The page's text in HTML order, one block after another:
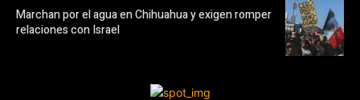
Marchan por el agua en Chihuahua y exigen romper
relaciones con Israel